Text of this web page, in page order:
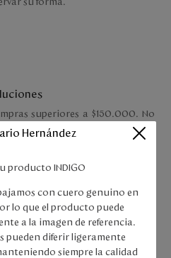
su forma.
superiores a $150.000. No
y San Andrés, el tiempo
la ciudad de destino.
a sus clientes la posibilidad de
online, para ello, el cliente
nuestras políticas de envíos,
producto INDIGO
con cuero genuino en
lo que el producto puede
a la imagen de referencia.
pueden diferir ligeramente
siempre la calidad